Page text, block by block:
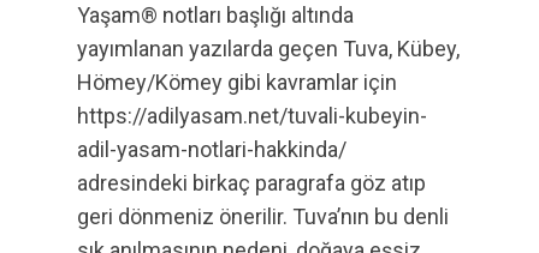
Yaşam® notları başlığı altında
yayımlanan yazılarda geçen Tuva, Kübey,
Hömey/Kömey gibi kavramlar için
https://adilyasam.net/tuvali-kubeyin-
adil-yasam-notlari-hakkinda/
adresindeki birkaç paragrafa göz atıp
geri dönmeniz önerilir. Tuva’nın bu denli